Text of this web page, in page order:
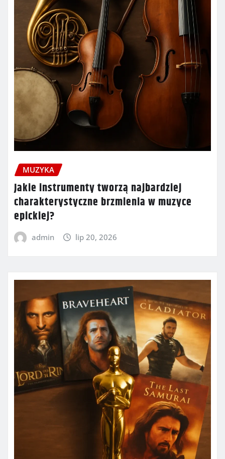
MUZYKA
Jakie instrumenty tworzą najbardziej
charakterystyczne brzmienia w muzyce
epickiej?
admin lip 20, 2026